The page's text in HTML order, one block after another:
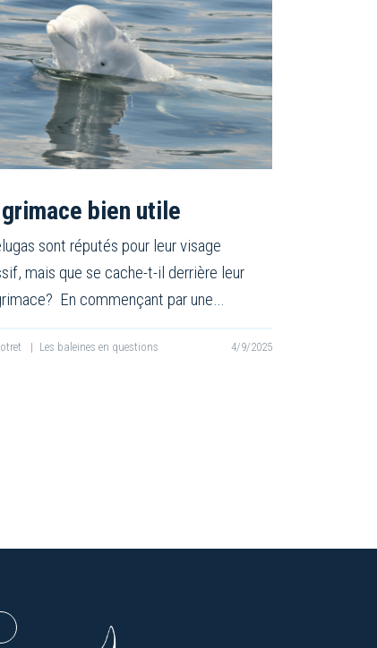
grimace bien utile
sont réputés pour leur visage
mais que se cache-t-il derrière leur
En commençant par une…
| Les baleines en questions 4/9/2025